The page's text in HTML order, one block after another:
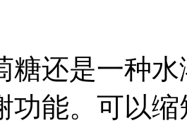
还是一种水
功能。可以